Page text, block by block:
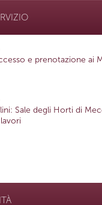
e prenotazione ai
Sale degli Horti di